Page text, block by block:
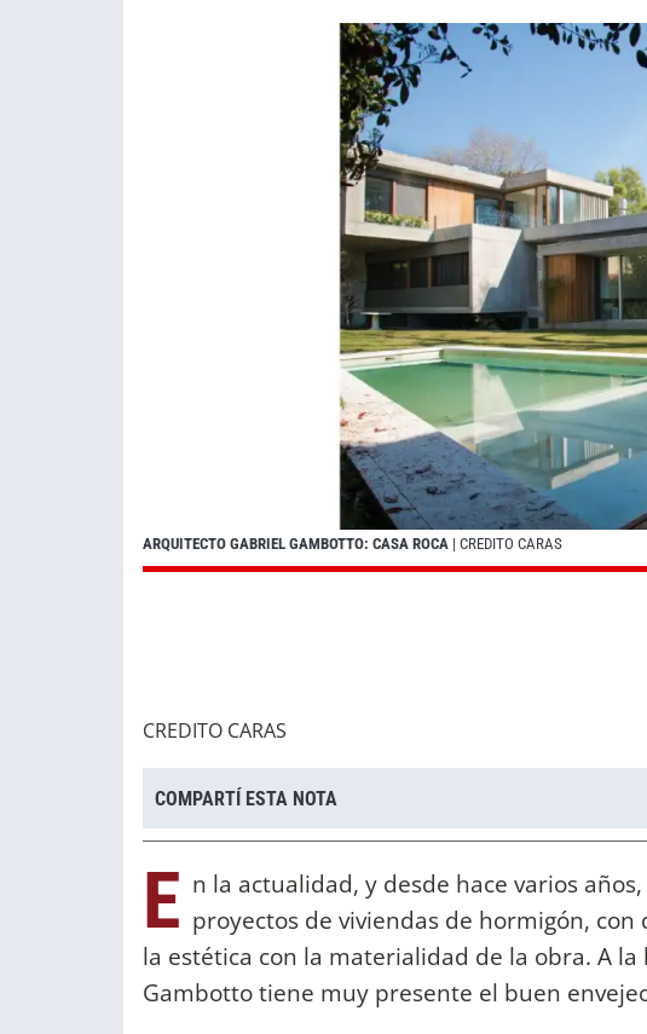
ARQUITECTO GABRIEL GAMBOTTO: CASA ROCA | CREDITO CARAS
CREDITO CARAS
COMPARTÍ ESTA NOTA
E n la actualidad, y desde hace varios
proyectos de viviendas de hormigón,
la estética con la materialidad de la obra. A
Gambotto tiene muy presente el buen